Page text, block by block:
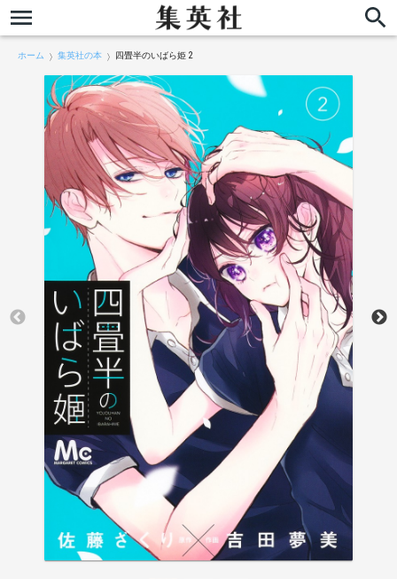
ホーム 集英社の本 四畳半のいばら姫 2